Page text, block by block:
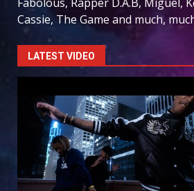
Cassie, The Game and much,
LATEST VIDEO